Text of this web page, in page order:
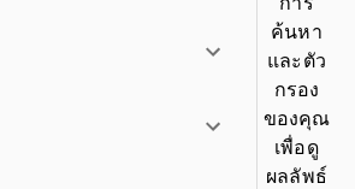
ค้นหา
และตัว
กรอง
ของคุณ
เพื่อดู
ผลลัพธ์